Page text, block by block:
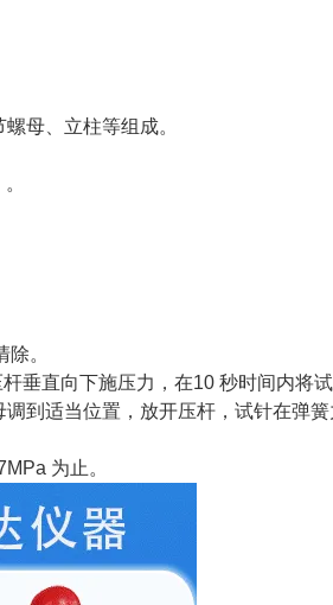
母、立柱等组成。
。
垂直向下施压力，在10 秒时间内将
到适当位置，放开压杆，试针在弹
为止。